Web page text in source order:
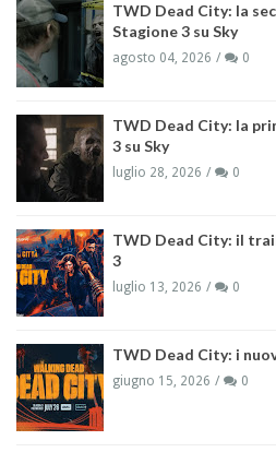
TWD Dead City: la
Stagione 3 su Sky
agosto 04, 2026 0
TWD Dead City: la
3 su Sky
luglio 28, 2026 0
TWD Dead City: il
3
luglio 13, 2026 0
TWD Dead City: i
giugno 15, 2026 0